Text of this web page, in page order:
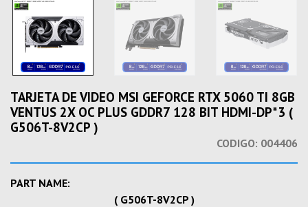
TARJETA DE VIDEO MSI GEFORCE RTX 5060 TI 8GB
VENTUS 2X OC PLUS GDDR7 128 BIT HDMI-DP*3 (
G506T-8V2CP )
CODIGO: 004406
PART NAME:
( G506T-8V2CP )